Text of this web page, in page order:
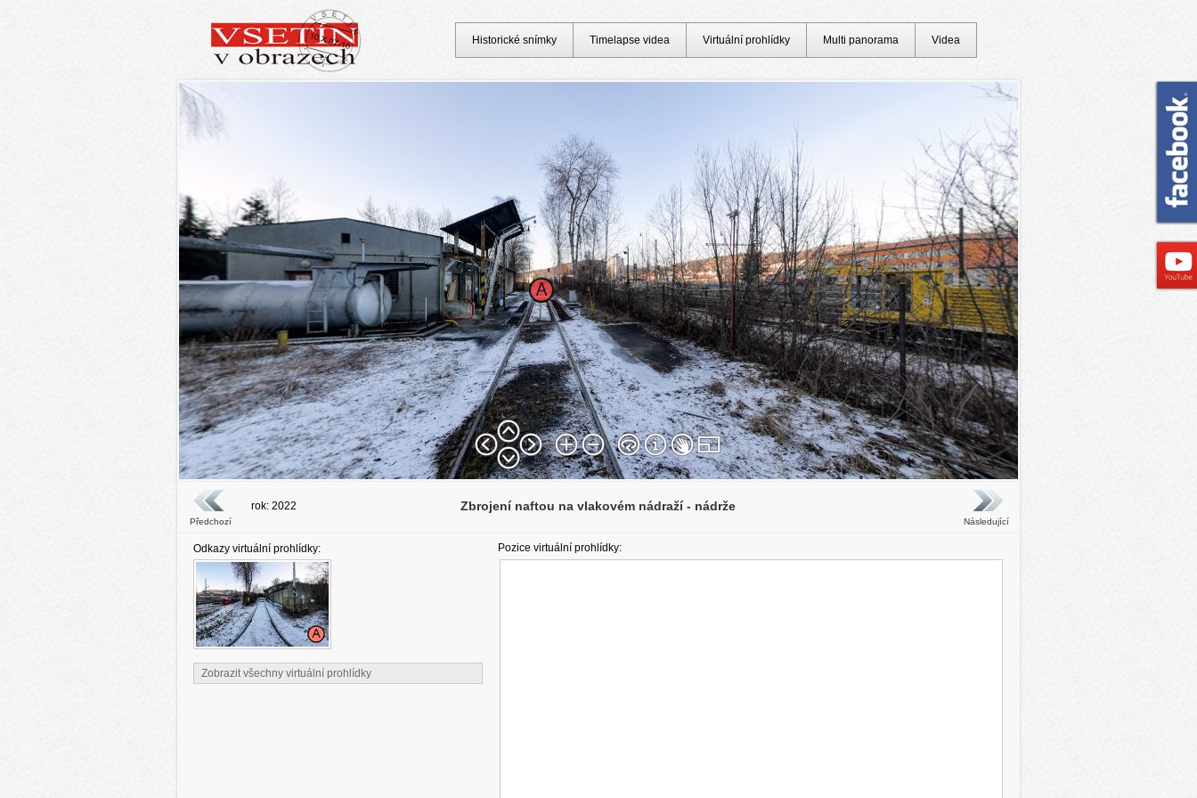
Předchozí
rok: 2022 Zbrojení naftou na vlakovém nádraží - nádrže
Následující
Odkazy virtuální prohlídky: Pozice virtuální prohlídky:
Zobrazit všechny virtuální prohlídky
Historické snímky Timelapse videa Virtuální prohlídky Multi panorama Videa